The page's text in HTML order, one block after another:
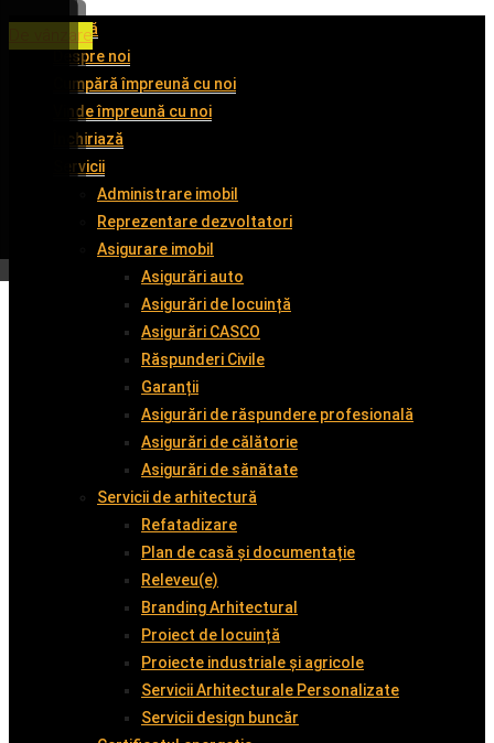
Acasă
Despre noi
Cumpără împreună cu noi
Vinde împreună cu noi
Închiriază
Servicii
Administrare imobil
Reprezentare dezvoltatori
Asigurare imobil
Asigurări auto
Asigurări de locuință
Asigurări CASCO
Răspunderi Civile
Garanții
Asigurări de răspundere profesională
Asigurări de călătorie
Asigurări de sănătate
Servicii de arhitectură
Refatadizare
Plan de casă și documentație
Releveu(e)
Branding Arhitectural
Proiect de locuință
Proiecte industriale și agricole
Servicii Arhitecturale Personalizate
Servicii design buncăr
De închiriat
De închiriat
De închiriat
De vânzare